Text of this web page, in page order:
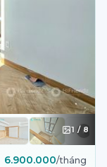
1 / 8
6.900.000/tháng